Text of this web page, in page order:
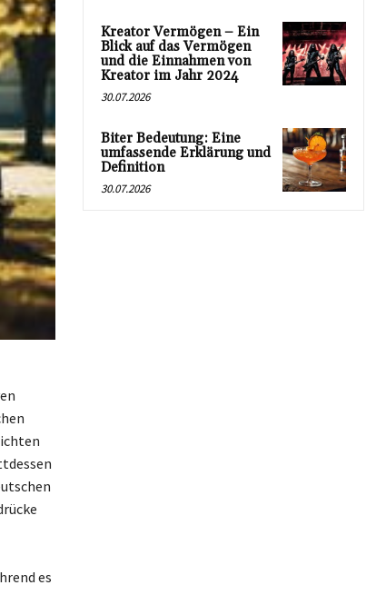
es
Kreator Vermögen – Ein
Blick auf das Vermögen
und die Einnahmen von
Kreator im Jahr 2024
30.07.2026
Biter Bedeutung: Eine
umfassende Erklärung und
Definition
30.07.2026